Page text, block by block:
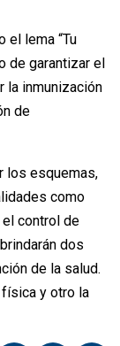
el lema “Tu
de garantizar el
la inmunización
de
los esquemas,
como
control de
dos
de la salud.
física y otro la